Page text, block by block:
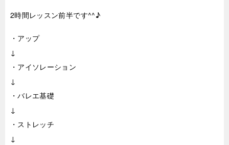
2時間レッスン前半です^^♪
・アップ
↓
・アイソレーション
↓
・バレエ基礎
↓
・ストレッチ
↓